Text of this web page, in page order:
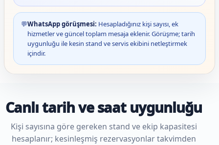
💬WhatsApp görüşmesi: Hesapladığınız kişi sayısı, ek
hizmetler ve güncel toplam mesaja eklenir. Görüşme; tarih
uygunluğu ile kesin stand ve servis ekibini netleştirmek
içindir.
Canlı tarih ve saat uygunluğu
Kişi sayısına göre gereken stand ve ekip kapasitesi
hesaplanır; kesinleşmiş rezervasyonlar takvimden